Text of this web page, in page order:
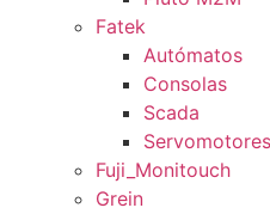
Fatek
Autómatos
Consolas
Scada
Servomotores
Fuji_Monitouch
Grein